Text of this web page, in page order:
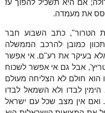
אם היא תשכיל להפוך עז
את מעמדה.
הטרור", כתב השבוע חבר
כמובן להרכב הממשלה
בעיקר את רע"ם. אי אפשר
אבל גם אי אפשר לשכוח
הוא חולם לא הצליחה מעולם
לבדו ולא השמאל לבדו
ואם אין מצב שכל עם ישראל